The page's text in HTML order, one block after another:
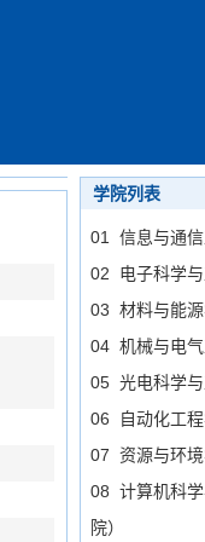
学院列表
01 信息与通
02 电子科学
03 材料与能
04 机械与电
05 光电科学
06 自动化工
07 资源与环
08 计算机科
院）